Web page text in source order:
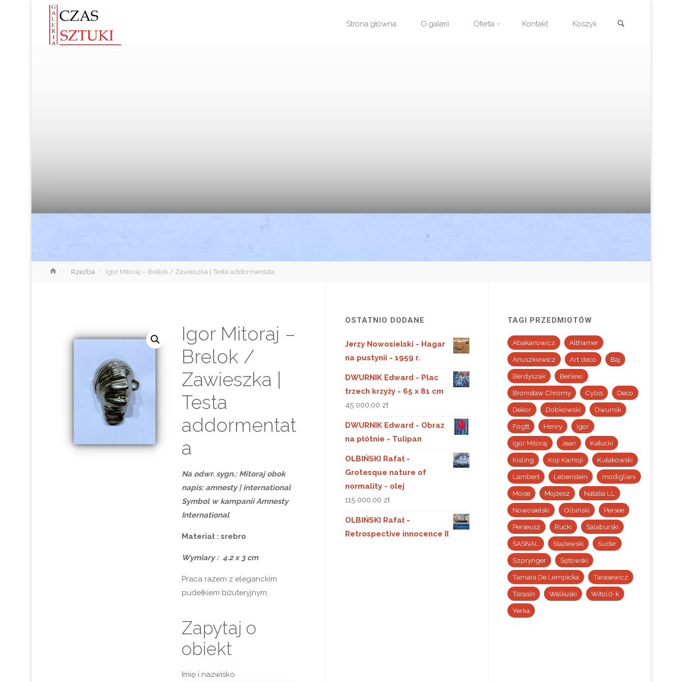
Strona główna O galerii Oferta Kontakt Koszyk
StronaRzeźba Igor Mitoraj – Brelok / Zawieszka | Testa addormentata
Igor Mitoraj –
Brelok /
Zawieszka |
Testa
addormentat
a
Na odwr. sygn.: Mitoraj obok
napis: amnesty | international
Symbol w kampanii Amnesty
International
Materiał : srebro
Wymiary : 4.2 x 3 cm
Praca razem z eleganckim
pudełkiem biżuteryjnym .
Zapytaj o
obiekt
Imię i nazwisko
OSTATNIO DODANE
Jerzy Nowosielski - Hagar
na pustynii - 1959 r.
DWURNIK Edward - Plac
trzech krzyży - 65 x 81 cm
45 000,00 zł
DWURNIK Edward - Obraz
na płótnie - Tulipan
OLBIŃSKI Rafał -
Grotesque nature of
normality - olej
115 000,00 zł
OLBIŃSKI Rafał -
Retrospective innocence II
TAGI PRZEDMIOTÓW
Abakanowicz Althamer
Anuszkiewicz Art deco Baj
Berdyszak Berlewi
Bronisław Chromy Cybis Deco
Dekor Dobkowski Dwurnik
Fogtt Henry Igor
Igor Mitoraj Jean Kałucki
Kisling Koji Kamoji Kułakowski
Lambert Lebenstein modigliani
Moise Mojżesz Natalia LL
Nowosielski Olbiński Persee
Perseusz Rucki Salaburski
SASNAL Stażewski Suder
Szprynger Sętowski
Tamara De Lempicka Tarasewicz
Tarasin Walkuski Witold-k
Yerka